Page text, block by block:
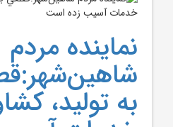
نماينده مردم
به توليد،